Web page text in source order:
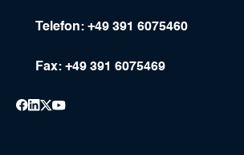
Telefon: +49 391 6075460
Fax: +49 391 6075469